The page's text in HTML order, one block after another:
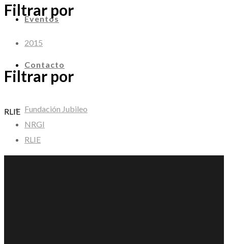
RLIE
Eventos
Contacto
Filtrar por
2015
Filtrar por
Fundación Jubileo
NRGI
RLIE